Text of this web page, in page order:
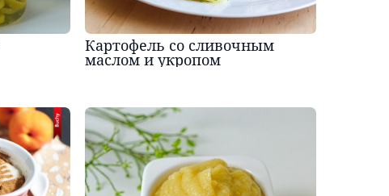
Картофель со сливочным
маслом и укропом